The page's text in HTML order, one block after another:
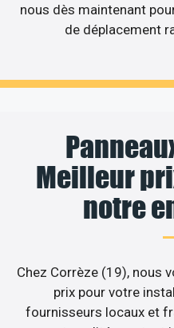
nous dès maintenant
de déplacement
Meilleur
notre
Chez Corrèze (19), nous
prix pour votre
fournisseurs locaux et